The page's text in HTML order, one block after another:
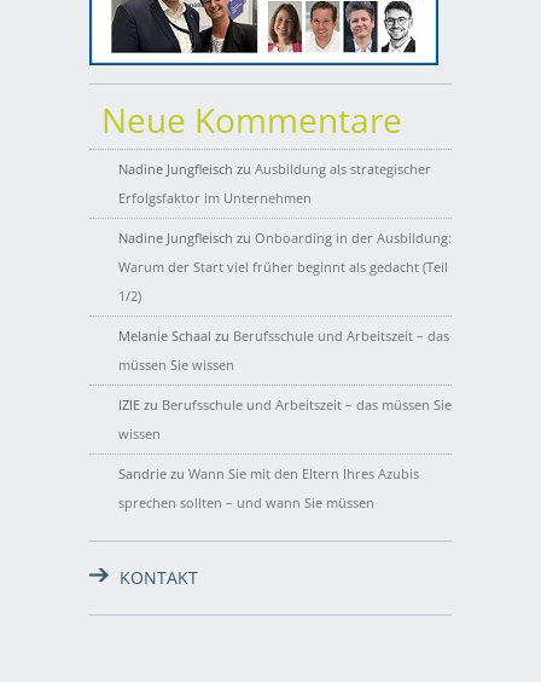
Neue Kommentare
Nadine Jungfleisch zu Ausbildung als strategischer
Erfolgsfaktor im Unternehmen
Nadine Jungfleisch zu Onboarding in der Ausbildung:
Warum der Start viel früher beginnt als gedacht (Teil
1/2)
Melanie Schaal zu Berufsschule und Arbeitszeit – das
müssen Sie wissen
IZIE zu Berufsschule und Arbeitszeit – das müssen Sie
wissen
Sandrie zu Wann Sie mit den Eltern Ihres Azubis
sprechen sollten – und wann Sie müssen
KONTAKT